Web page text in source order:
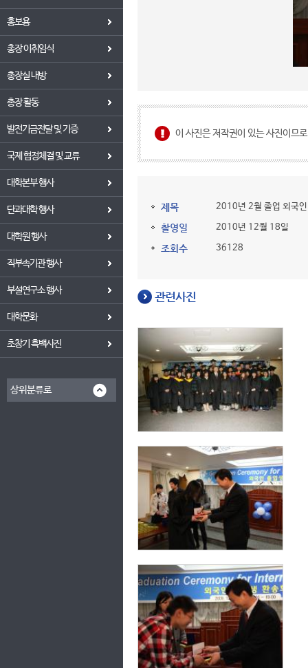
홍보용
총장 이취임식
총장실 내방
총장 활동
발전기금전달 및 기증
국제 협정체결 및 교류
대학본부 행사
단과대학 행사
대학원 행사
직부속기관 행사
부설연구소 행사
대학문화
초창기 흑백사진
상위분류로
이 사진은 저작권이 있는 사진이므
제목 2010년 2월 졸업 외국
촬영일 2010년 12월 18일
조회수 36128
관련사진